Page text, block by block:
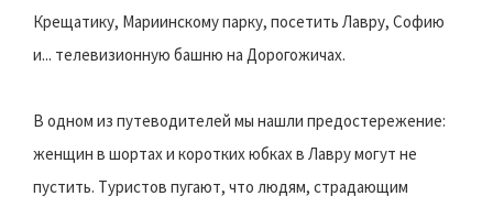
Крещатику, Мариинскому парку, посетить Лавру, Софию
и... телевизионную башню на Дорогожичах.
В одном из путеводителей мы нашли предостережение:
женщин в шортах и коротких юбках в Лавру могут не
пустить. Туристов пугают, что людям, страдающим